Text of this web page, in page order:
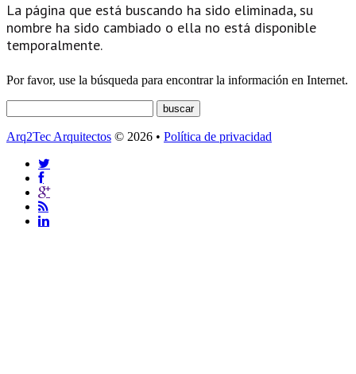
La página que está buscando ha sido eliminada, su
nombre ha sido cambiado o ella no está disponible
temporalmente.
Por favor, use la búsqueda para encontrar la información en Internet.
Arq2Tec Arquitectos © 2026 • Política de privacidad